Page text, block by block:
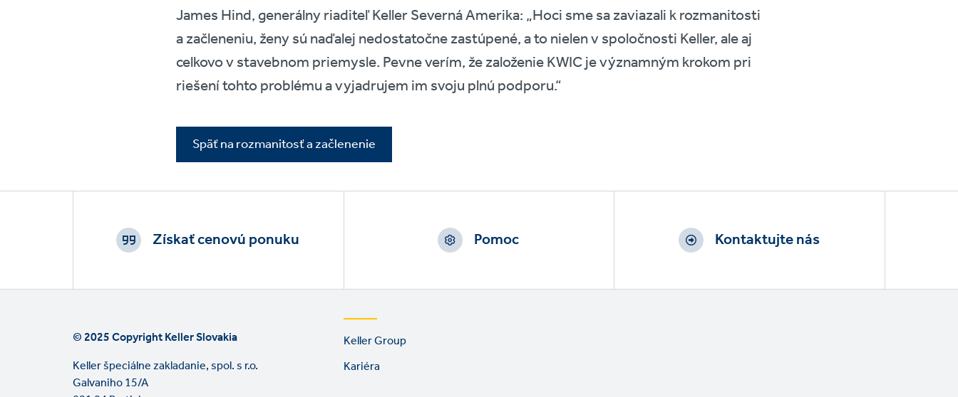
James Hind, generálny riaditeľ Keller Severná Amerika: „Hoci sme sa zaviazali k rozmanitosti
a začleneniu, ženy sú naďalej nedostatočne zastúpené, a to nielen v spoločnosti Keller, ale aj
celkovo v stavebnom priemysle. Pevne verím, že založenie KWIC je významným krokom pri
riešení tohto problému a vyjadrujem im svoju plnú podporu.“
Späť na rozmanitosť a začlenenie
Footer
Získať cenovú ponuku Pomoc Kontaktujte nás
© 2025 Copyright Keller Slovakia
Keller špeciálne zakladanie, spol. s r.o.
Galvaniho 15/A
Footer
Keller Group
Kariéra